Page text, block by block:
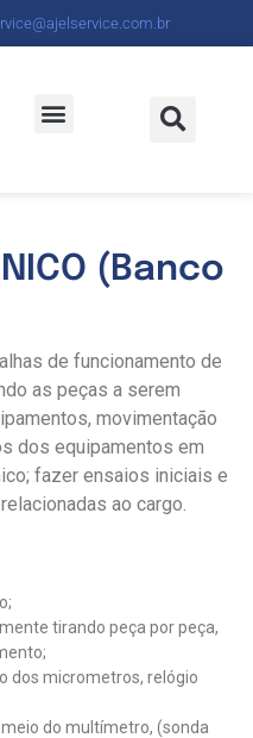
(Banco
de funcionamento de
as peças a serem
movimentação
dos equipamentos em
fazer ensaios iniciais e
ao cargo.
tirando peça por peça,
dos micrometros, relógio
do multímetro, (sonda